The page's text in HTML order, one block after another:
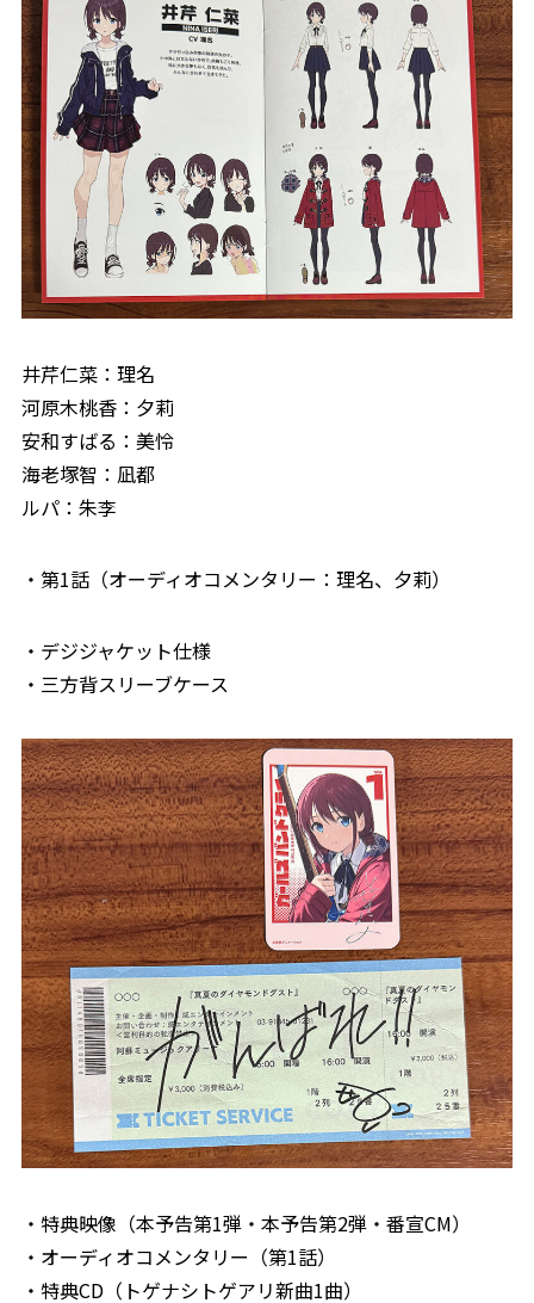
井芹仁菜：理名
河原木桃香：夕莉
安和すばる：美怜
海老塚智：凪都
ルパ：朱李
・第1話（オーディオコメンタリー：理名、夕莉）
・デジジャケット仕様
・三方背スリーブケース
・特典映像（本予告第1弾・本予告第2弾・番宣CM）
・オーディオコメンタリー（第1話）
・特典CD（トゲナシトゲアリ新曲1曲）